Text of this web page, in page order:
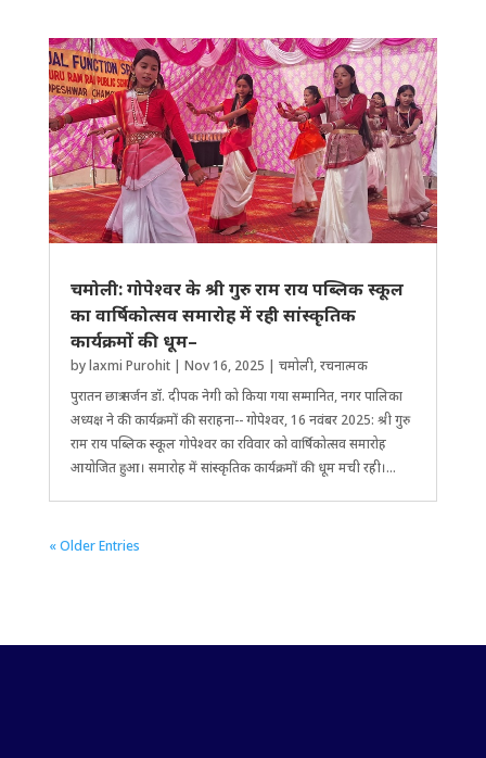
चमोली: गोपेश्वर के श्री गुरु राम राय प​ब्लिक स्कूल
का वा​र्षिकोत्सव समारोह में रही सांस्कृतिक
कार्यक्रमों की धूम–
bylaxmi Purohit| Nov 16, 2025 | चमोली,रचनात्मक
पुरातन छात्र सर्जन डॉ. दीपक नेगी को किया गया सम्मानित, नगर पालिका
अध्यक्ष ने की कार्यक्रमों की सराहना-- गोपेश्वर, 16 नवंबर 2025: श्री गुरु
राम राय पब्लिक स्कूल गोपेश्वर का रविवार को वार्षिकोत्सव समारोह
आयोजित हुआ। समारोह में सांस्कृतिक कार्यक्रमों की धूम मची रही।...
« Older Entries